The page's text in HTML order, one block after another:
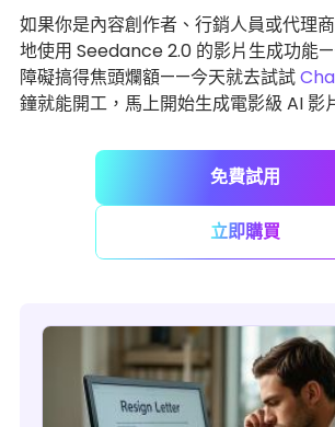
如果你是內容創作者、行銷人員或代理
地使用 Seedance 2.0 的影片生成功能
障礙搞得焦頭爛額——今天就去試試
鐘就能開工，馬上開始生成電影級 AI 影
免費試用
立即購買